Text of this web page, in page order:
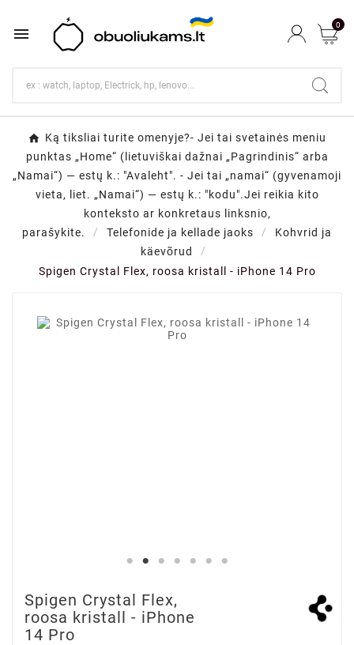
 0
Ką tiksliai turite omenyje?- Jei tai svetainės meniu
punktas „Home“ (lietuviškai dažnai „Pagrindinis“ arba
„Namai“) — estų k.: "Avaleht". - Jei tai „namai“ (gyvenamoji
vieta, liet. „Namai“) — estų k.: "kodu".Jei reikia kito
konteksto ar konkretaus linksnio,
parašykite.
Telefonide ja kellade jaoks
Kohvrid ja
käevõrud
Spigen Crystal Flex, roosa kristall - iPhone 14 Pro
Spigen Crystal Flex,
roosa kristall - iPhone
14 Pro